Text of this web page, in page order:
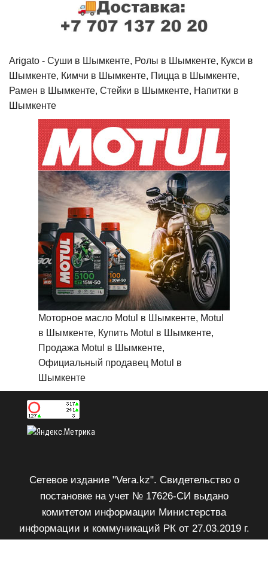
Arigato - Cуши в Шымкенте, Ролы в Шымкенте, Кукси в
Шымкенте, Кимчи в Шымкенте, Пицца в Шымкенте,
Рамен в Шымкенте, Стейки в Шымкенте, Напитки в
Шымкенте
Моторное масло Motul в Шымкенте, Motul
в Шымкенте, Купить Motul в Шымкенте,
Продажа Motul в Шымкенте,
Официальный продавец Motul в
Шымкенте
Сетевое издание "Vera.kz". Свидетельство о
постановке на учет № 17626-СИ выдано
комитетом информации Министерства
информации и коммуникаций РК от 27.03.2019 г.